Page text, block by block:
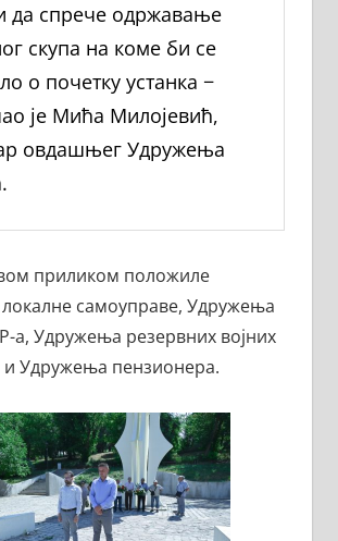
да спрече одржавање
скупа на коме би се
о почетку устанка −
је Мића Милојевић,
овдашњег Удружења
приликом положиле
локалне самоуправе, Удружења
а, Удружења резервних војних
Удружења пензионера.